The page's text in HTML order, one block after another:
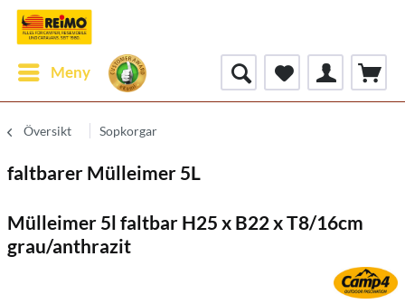
Meny
Översikt Sopkorgar
faltbarer Mülleimer 5L
Mülleimer 5l faltbar H25 x B22 x T8/16cm
grau/anthrazit